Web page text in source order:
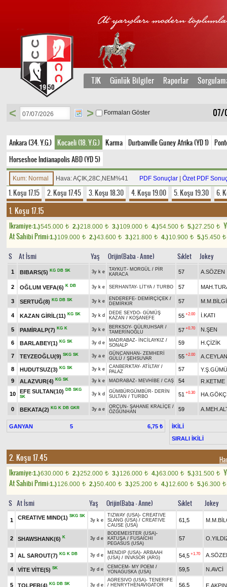
TJK Günlük Bilgiler Raporlar
07/
< > Formaları Göster
Ankara (34. Y.G.) Kocaeli (18. Y.G.) Karma Durbanville Guney Afrika (YD 1)
Horseshoe Indianapolis ABD (YD 5)
Kum: Normal Hava: AÇIK,28C,NEM%41 PDF Sonuçlar Özet PDF
1. Koşu 17.15 2. Koşu 17.45 3. Koşu 18.30 4. Koşu 19.00 5. Koşu 19.30 6.
1. Koşu 17.15
Ikramiye:1.)545.000 t 2.)218.000 t 3.)109.000 t 4.)54.500 t 5.)27.250 t
At Sahibi Primi:1.)109.000 t 2.)43.600 t 3.)21.800 t 4.)10.900 t 5.)5.450 t
S At İsmi Yaş Orijin(Baba - Anne) Sıklet Jokey
1 BIBARS(5) KG DB SK 3y k e TAYKUT- MORGÜL / PİR
KARACA
57 A.SÖZEN
2 OĞLUM VEFA(6) K DB 3y k e SERHANTAY- LİTYA / TURBO 57
3 SERTUĞ(8) KG DB SK 3y k e ENDEREFE- DEMİRÇİÇEK /
DEMİRKIR
57
4 KAZAN GİRİL(11) KG SK 3y k d DEDE SEYDO- GÜMÜŞ
KAZAN / KOŞANEFE 55 +2.00 İ.KATI
5 PAMİRALP(7) KG K 3y k e BERKSOY- GÜLRUHSAR /
TAMERİNOĞLU
57 +0.70 N.ŞEN
6 BARLABEY(1) KG SK 3y d e MADRABAZ- İNCİLAYKIZ /
SONALP
59 H.ÇİZİK
7 TEYZEOĞLU(9) SKG SK 3y a e GÜNCANHAN - ZEMHERİ
GÜLÜ / ŞEHSUVAR 55 +2.00 A.CEYLAN
8 HUDUTSUZ(3) KG SK 3y k e CANBERKTAY- ATİLTAY /
PALAZ
57
9
ALAZVUR(4) KG SK 3y k e MADRABAZ- MEVHİBE / CAŞ 54 R.KETME
10 EFE SULTAN(10) DB SKG
SK
3y k d GÜMBÜRGÜMBÜR- DERİN
SULTAN / TURBO 51 +0.30
0 BEKATA(2) KG K DB GKR 3y a e ORÇUN - ŞAHANE KRALİÇE /
ÖZGÜNHAN
59
GANYAN 5 6,75 ₺
İKİLİ
SIRALI İKİLİ
2. Koşu 17.45
Ikramiye:1.)630.000 t 2.)252.000 t 3.)126.000 t 4.)63.000 t 5.)31.500 t
At Sahibi Primi:1.)126.000 t 2.)50.400 t 3.)25.200 t 4.)12.600 t 5.)6.300 t
S At İsmi Yaş Orijin(Baba - Anne) Sıklet Jokey
1 CREATIVE MIND(1) SKG SK
3y k e
TIZWAY (USA)- CREATIVE
SLANG (USA) / CREATIVE
CAUSE (USA)
61,5
2 SHAWSHANK(6) K 3y d e
BODEMEISTER (USA)-
KATUŞA / FUSAICHI
PEGASUS (USA)
57
3 AL SAROUT(7) KG K DB 3y d e MENDIP (USA)- ARBAAH
(USA) / INVASOR (ARG) 54,5 +1.70
4 VİTE VİTE(5) SK 3y d e CEMCEM - MY POEM /
YONAGUSKA (USA)
59,5 N.AVCİ
5 TOLPER(4) KG DB SK 3y d e
AGRESIVO (USA)- TENERIFE
/ HENRYTHENAVIGATOR
56,5